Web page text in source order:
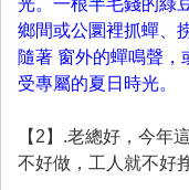
鄉間或公圜裡抓蟬、
隨著 窗外的蟬鳴聲
受專屬的夏日時光。
【2】.老總好，今年
不好做，工人就不好